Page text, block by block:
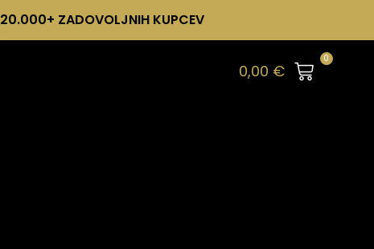
20.000+ ZADOVOLJNIH KUPCEV
0,00 €
0